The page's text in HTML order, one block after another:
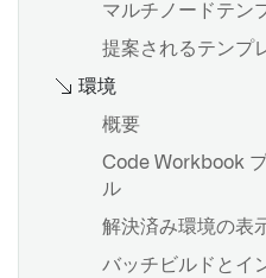
Pipeline Builder に
ートする
概要
LIKE を使った検索
構文とサポートさ
数
配列関数
ートとエクスポー
オブジェクトセッ
タリング
リンクされたオブ
インポート
オブジェクトセッ
オブジェクトを詳
ためにチャートの
マルチノードテン
提案されるテンプ
環境
概要
Code Workbook
ル
解決済み環境の表
バッチビルドとイ